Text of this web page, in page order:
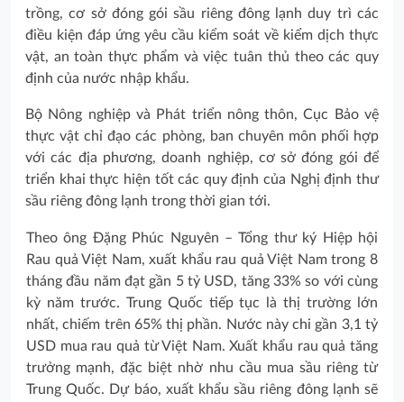
trồng, cơ sở đóng gói sầu riêng đông lạnh duy trì các
điều kiện đáp ứng yêu cầu kiểm soát về kiểm dịch thực
vật, an toàn thực phẩm và việc tuân thủ theo các quy
định của nước nhập khẩu.
Bộ Nông nghiệp và Phát triển nông thôn, Cục Bảo vệ
thực vật chỉ đạo các phòng, ban chuyên môn phối hợp
với các địa phương, doanh nghiệp, cơ sở đóng gói để
triển khai thực hiện tốt các quy định của Nghị định thư
sầu riêng đông lạnh trong thời gian tới.
Theo ông Đặng Phúc Nguyên – Tổng thư ký Hiệp hội
Rau quả Việt Nam, xuất khẩu rau quả Việt Nam trong 8
tháng đầu năm đạt gần 5 tỷ USD, tăng 33% so với cùng
kỳ năm trước. Trung Quốc tiếp tục là thị trường lớn
nhất, chiếm trên 65% thị phần. Nước này chi gần 3,1 tỷ
USD mua rau quả từ Việt Nam. Xuất khẩu rau quả tăng
trưởng mạnh, đặc biệt nhờ nhu cầu mua sầu riêng từ
Trung Quốc. Dự báo, xuất khẩu sầu riêng đông lạnh sẽ